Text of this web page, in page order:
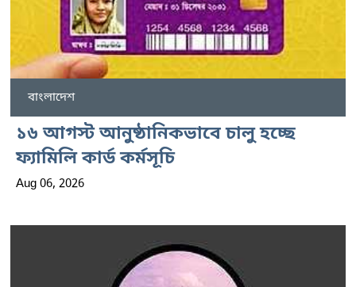
বাংলাদেশ
১৬ আগস্ট আনুষ্ঠানিকভাবে চালু হচ্ছে
ফ্যামিলি কার্ড কর্মসূচি
Aug 06, 2026